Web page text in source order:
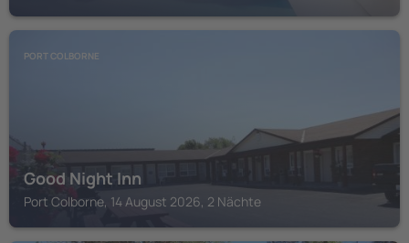
PORT COLBORNE
Good Night Inn
Port Colborne, 14 August 2026, 2 Nächte